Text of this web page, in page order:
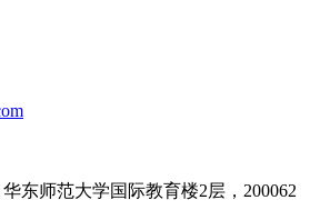
华东师范大学国际教育楼2层，200062